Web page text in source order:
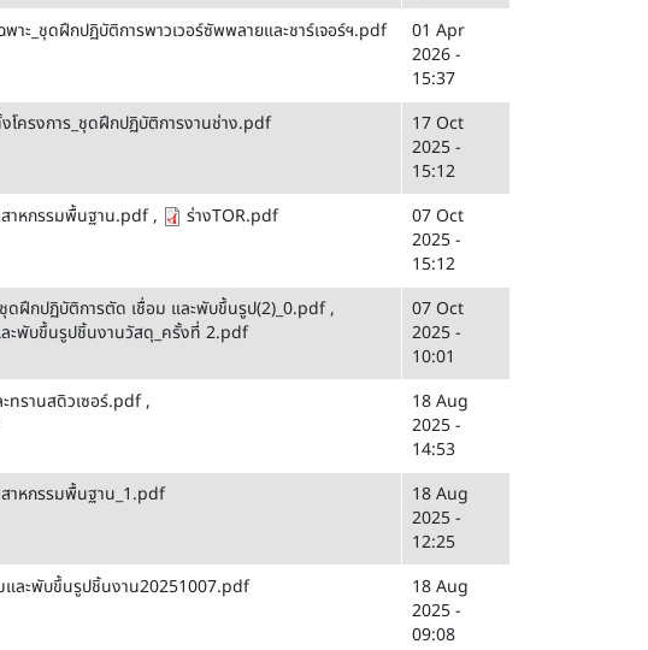
าะ_ชุดฝึกปฏิบัติการพาวเวอร์ซัพพลายและชาร์เจอร์ฯ.pdf
01 Apr
2026 -
15:37
โครงการ_ชุดฝึกปฏิบัติการงานช่าง.pdf
17 Oct
2025 -
15:12
าหกรรมพื้นฐาน.pdf, ร่างTOR.pdf
07 Oct
2025 -
15:12
ชุดฝึกปฏิบัติการตัด เชื่อม และพับขึ้นรูป(2)_0.pdf,
ะพับขึ้นรูปชิ้นงานวัสดุ_ครั้งที่ 2.pdf
07 Oct
2025 -
10:01
ทรานสดิวเซอร์.pdf,
18 Aug
2025 -
14:53
าหกรรมพื้นฐาน_1.pdf
18 Aug
2025 -
12:25
และพับขึ้นรูปชิ้นงาน20251007.pdf
18 Aug
2025 -
09:08